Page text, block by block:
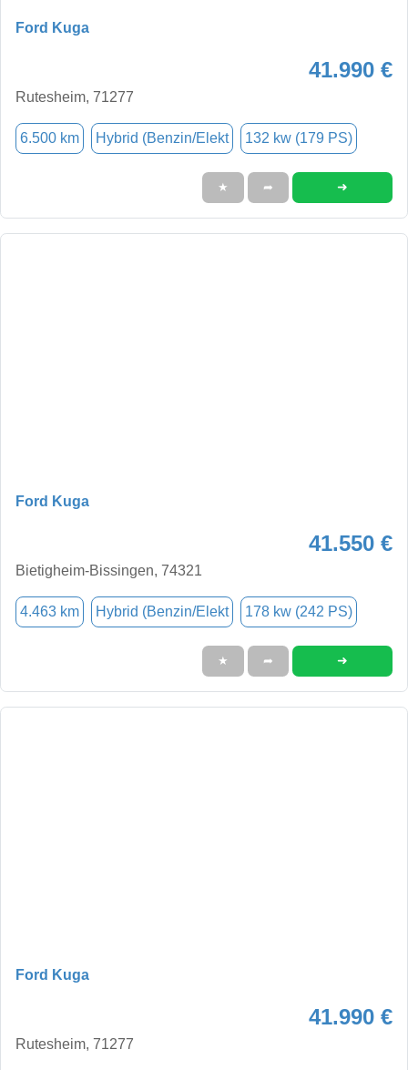
Ford Kuga
41.990 €
Rutesheim, 71277
6.500 km Hybrid (Benzin/Elekt 132 kw (179 PS)
★ ➦ ➜
Ford Kuga
41.550 €
Bietigheim-Bissingen, 74321
4.463 km Hybrid (Benzin/Elekt 178 kw (242 PS)
★ ➦ ➜
Ford Kuga
41.990 €
Rutesheim, 71277